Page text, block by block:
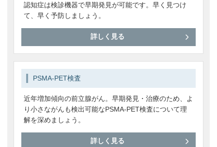
認知症は検診機器で早期発見が可能です。早く見つけ
て、早く予防しましょう。
詳しく見る
PSMA-PET検査
近年増加傾向の前立腺がん。早期発見・治療のため、よ
り小さながんも検出可能なPSMA-PET検査について理
解を深めましょう。
詳しく見る